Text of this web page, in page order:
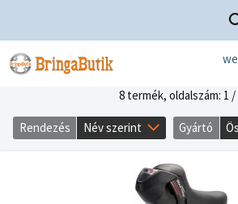
8 termék, oldalszám: 1 /
Rendezés Név szerint Gyártó